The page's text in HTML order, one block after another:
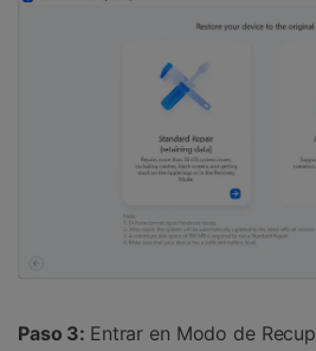
Paso 3: Entrar en Modo de